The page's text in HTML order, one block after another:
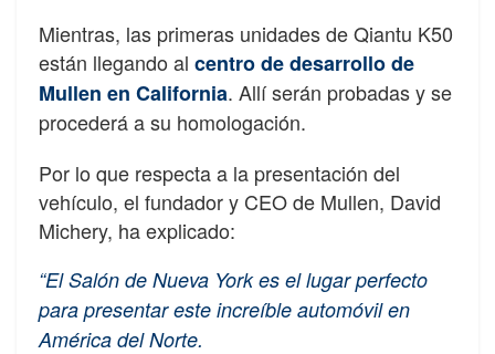
Mientras, las primeras unidades de Qiantu K50
están llegando al centro de desarrollode
Mullen en California. Allí serán probadas y se
procederá a su homologación.
Por lo que respecta a la presentación del
vehículo, el fundador y CEO de Mullen, David
Michery, ha explicado:
“El Salón de Nueva York es el lugar perfecto
para presentar este increíble automóvil en
América del Norte.